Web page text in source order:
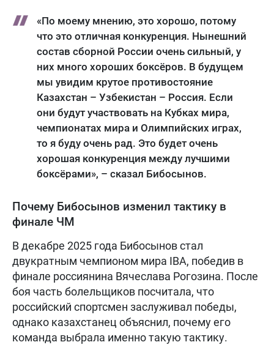
«По моему мнению, это хорошо, потому
что это отличная конкуренция. Нынешний
состав сборной России очень сильный, у
них много хороших боксёров. В будущем
мы увидим крутое противостояние
Казахстан – Узбекистан – Россия. Если
они будут участвовать на Кубках мира,
чемпионатах мира и Олимпийских играх,
то я буду очень рад. Это будет очень
хорошая конкуренция между лучшими
боксёрами», – сказал Бибосынов.
Почему Бибосынов изменил тактику в
финале ЧМ
В декабре 2025 года Бибосынов стал
двукратным чемпионом мира IBA, победив в
финале россиянина Вячеслава Рогозина. После
боя часть болельщиков посчитала, что
российский спортсмен заслуживал победы,
однако казахстанец объяснил, почему его
команда выбрала именно такую тактику.